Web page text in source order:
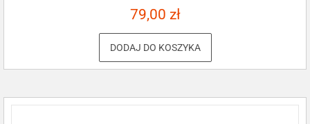
79,00 zł
DODAJ DO KOSZYKA